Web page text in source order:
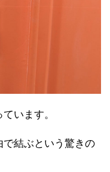
います。
結ぶという驚きの